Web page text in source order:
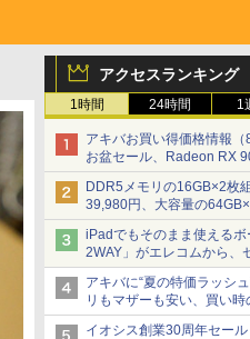
アクセスランキング
1時間 24時間 1
アキバお買い得価格情報（
お盆セール、Radeon RX
円、水平周波数24.8kHz対
9,801円、暑さ指数連動セ
DDR5メモリの16GB×2枚
39,980円、大容量の
[8月前半のメモリ価格]
iPadでもそのまま使える
2WAY」がエレコムから、
アキバに“夏の特価ラッシ
リもマザーも安い、買い時
日(金)22時配信】
イオシス創業30周年セー